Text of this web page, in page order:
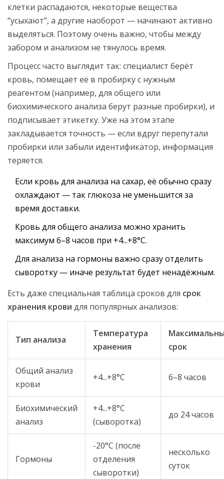
клетки распадаются, некоторые вещества
“усыхают”, а другие наоборот — начинают активно
выделяться. Поэтому очень важно, чтобы между
забором и анализом не тянулось время.
Процесс часто выглядит так: специалист берёт
кровь, помещает её в пробирку с нужным
реагентом (например, для общего или
биохимического анализа берут разные пробирки), и
подписывает этикетку. Уже на этом этапе
закладывается точность — если вдруг перепутали
пробирки или забыли идентификатор, информация
теряется.
Если кровь для анализа на сахар, её обычно сразу
охлаждают — так глюкоза не уменьшится за
время доставки.
Кровь для общего анализа можно хранить
максимум 6–8 часов при +4...+8°C.
Для анализа на гормоны важно сразу отделить
сыворотку — иначе результат будет ненадёжным.
Есть даже специальная таблица сроков для срок
хранения крови для популярных анализов:
Тип анализа
Температура
хранения
срок
Общий анализ
крови
+4...+8°C 6–8 часов
Биохимический
анализ
+4...+8°C
(сыворотка)
до 24 часов
Гормоны
-20°C (после
отделения
сыворотки)
несколько
суток